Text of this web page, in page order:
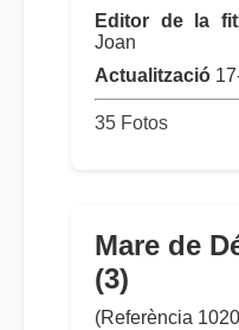
Editor de la
Joan
Actualització
35 Fotos
Mare de
(3)
(Referència